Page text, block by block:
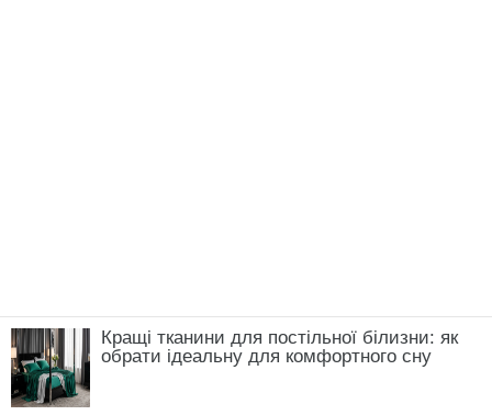
Кращі тканини для постільної білизни: як
обрати ідеальну для комфортного сну